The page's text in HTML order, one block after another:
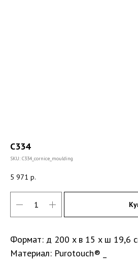
C334
SKU: C334_cornice_moulding
5 971 р.
Формат: д 200 x в 15 x ш 19,6
Материал: Purotouch® _